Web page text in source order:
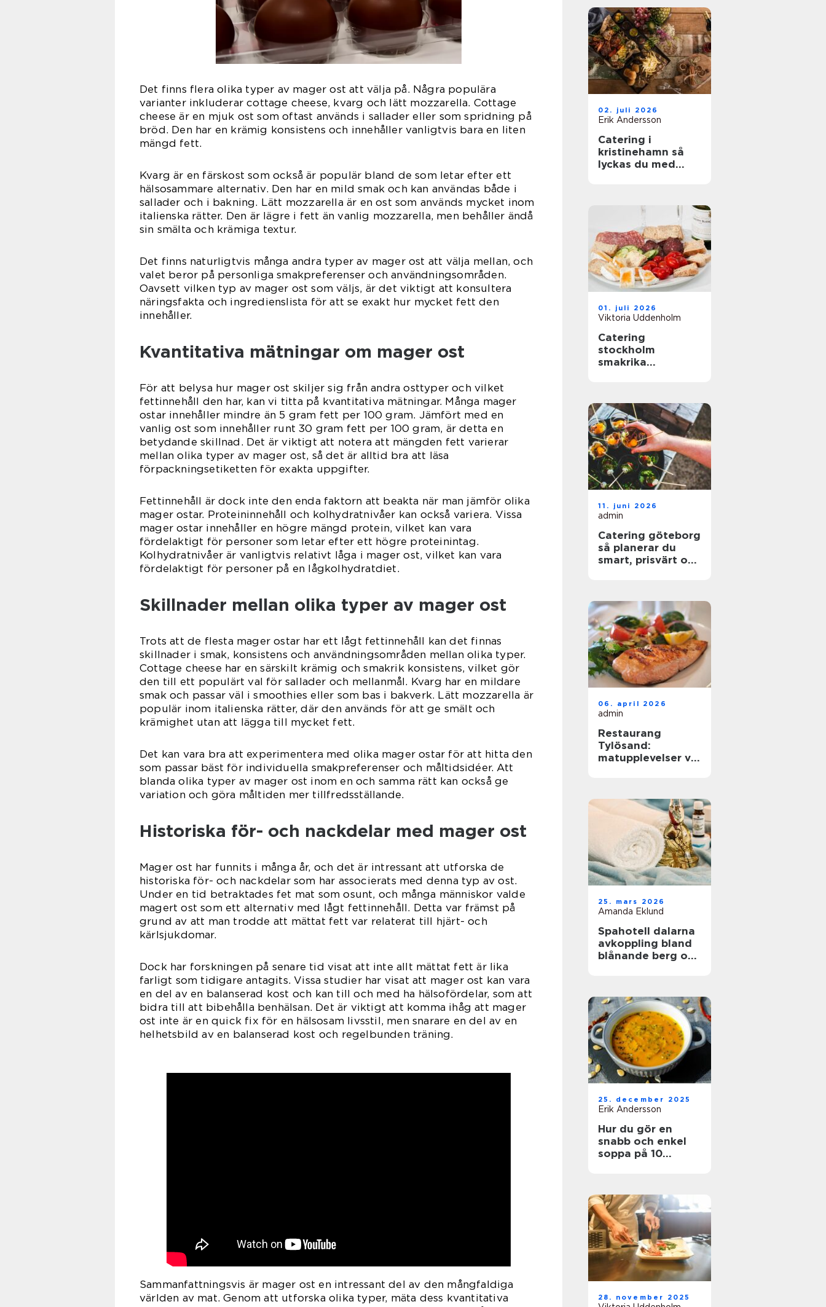
Det finns flera olika typer av mager ost att välja på. Några populära
varianter inkluderar cottage cheese, kvarg och lätt mozzarella. Cottage
cheese är en mjuk ost som oftast används i sallader eller som spridning på
bröd. Den har en krämig konsistens och innehåller vanligtvis bara en liten
mängd fett.
Kvarg är en färskost som också är populär bland de som letar efter ett
hälsosammare alternativ. Den har en mild smak och kan användas både i
sallader och i bakning. Lätt mozzarella är en ost som används mycket inom
italienska rätter. Den är lägre i fett än vanlig mozzarella, men behåller ändå
sin smälta och krämiga textur.
Det finns naturligtvis många andra typer av mager ost att välja mellan, och
valet beror på personliga smakpreferenser och användningsområden.
Oavsett vilken typ av mager ost som väljs, är det viktigt att konsultera
näringsfakta och ingredienslista för att se exakt hur mycket fett den
innehåller.
Kvantitativa mätningar om mager ost
För att belysa hur mager ost skiljer sig från andra osttyper och vilket
fettinnehåll den har, kan vi titta på kvantitativa mätningar. Många mager
ostar innehåller mindre än 5 gram fett per 100 gram. Jämfört med en
vanlig ost som innehåller runt 30 gram fett per 100 gram, är detta en
betydande skillnad. Det är viktigt att notera att mängden fett varierar
mellan olika typer av mager ost, så det är alltid bra att läsa
förpackningsetiketten för exakta uppgifter.
Fettinnehåll är dock inte den enda faktorn att beakta när man jämför olika
mager ostar. Proteininnehåll och kolhydratnivåer kan också variera. Vissa
mager ostar innehåller en högre mängd protein, vilket kan vara
fördelaktigt för personer som letar efter ett högre proteinintag.
Kolhydratnivåer är vanligtvis relativt låga i mager ost, vilket kan vara
fördelaktigt för personer på en lågkolhydratdiet.
Skillnader mellan olika typer av mager ost
Trots att de flesta mager ostar har ett lågt fettinnehåll kan det finnas
skillnader i smak, konsistens och användningsområden mellan olika typer.
Cottage cheese har en särskilt krämig och smakrik konsistens, vilket gör
den till ett populärt val för sallader och mellanmål. Kvarg har en mildare
smak och passar väl i smoothies eller som bas i bakverk. Lätt mozzarella är
populär inom italienska rätter, där den används för att ge smält och
krämighet utan att lägga till mycket fett.
Det kan vara bra att experimentera med olika mager ostar för att hitta den
som passar bäst för individuella smakpreferenser och måltidsidéer. Att
blanda olika typer av mager ost inom en och samma rätt kan också ge
variation och göra måltiden mer tillfredsställande.
Historiska för- och nackdelar med mager ost
Mager ost har funnits i många år, och det är intressant att utforska de
historiska för- och nackdelar som har associerats med denna typ av ost.
Under en tid betraktades fet mat som osunt, och många människor valde
magert ost som ett alternativ med lågt fettinnehåll. Detta var främst på
grund av att man trodde att mättat fett var relaterat till hjärt- och
kärlsjukdomar.
Dock har forskningen på senare tid visat att inte allt mättat fett är lika
farligt som tidigare antagits. Vissa studier har visat att mager ost kan vara
en del av en balanserad kost och kan till och med ha hälsofördelar, som att
bidra till att bibehålla benhälsan. Det är viktigt att komma ihåg att mager
ost inte är en quick fix för en hälsosam livsstil, men snarare en del av en
helhetsbild av en balanserad kost och regelbunden träning.
Sammanfattningsvis är mager ost en intressant del av den mångfaldiga
världen av mat. Genom att utforska olika typer, mäta dess kvantitativa
02. juli 2026
Erik Andersson
Catering i
kristinehamn så
lyckas du med
01. juli 2026
Viktoria Uddenholm
Catering
stockholm
smakrika
11. juni 2026
admin
Catering göteborg
så planerar du
smart, prisvärt och
06. april 2026
admin
Restaurang
Tylösand:
matupplevelser vid
25. mars 2026
Amanda Eklund
Spahotell dalarna
avkoppling bland
blånande berg och
25. december 2025
Erik Andersson
Hur du gör en
snabb och enkel
soppa på 10
28. november 2025